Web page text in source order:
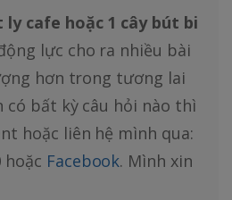
cafe hoặc 1 cây bút bi
lực cho ra nhiều bài
hơn trong tương lai
có bất kỳ câu hỏi nào thì
hoặc liên hệ mình qua:
hoặc Facebook. Mình xin